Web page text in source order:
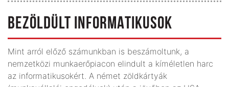
BEZÖLDÜLT INFORMATIKUSOK
Mint arról előző számunkban is beszámoltunk, a
nemzetközi munkaerőpiacon elindult a kíméletlen harc
az informatikusokért. A német zöldkártyák